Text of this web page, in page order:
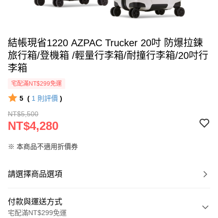
結帳現省1220 AZPAC Trucker 20吋 防爆拉鍊
旅行箱/登機箱 /輕量行李箱/耐撞行李箱/20吋行
李箱
宅配滿NT$299免運
5 ( 1 則評價 )
NT$5,500
NT$4,280
※ 本商品不適用折價券
請選擇商品選項
付款與運送方式
宅配滿NT$299免運